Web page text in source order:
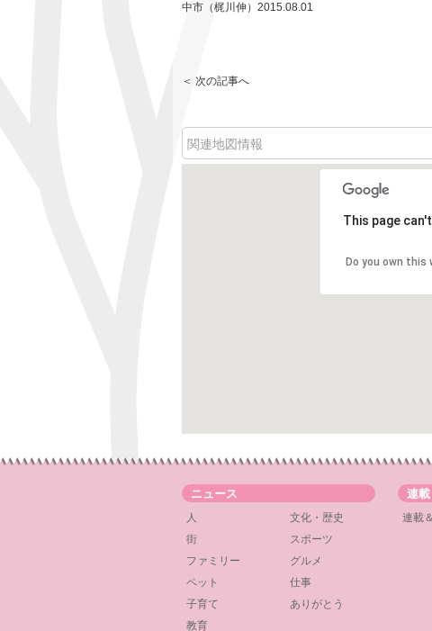
中市（梶川伸）2015.08.01
＜ 次の記事へ
関連地図情報
This page
Do you own this
ニュース
人
文化・歴史
街
スポーツ
ファミリー
グルメ
ペット
仕事
子育て
ありがとう
教育
連
連載